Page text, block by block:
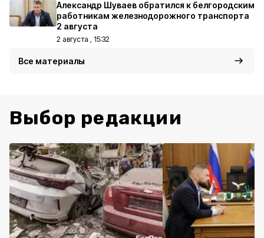
Александр Шуваев обратился к белгородским
работникам железнодорожного транспорта
2 августа
2 августа , 15:32
Все материалы
Выбор редакции